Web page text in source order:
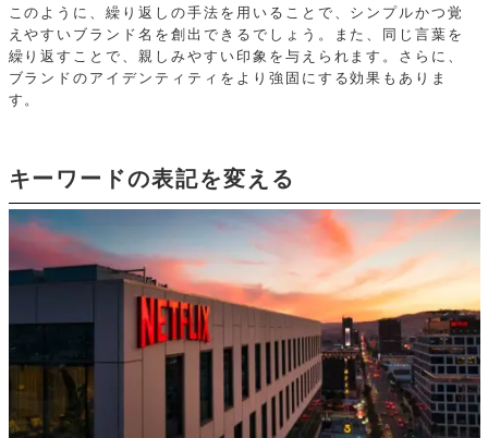
このように、繰り返しの手法を用いることで、シンプルかつ覚
えやすいブランド名を創出できるでしょう。また、同じ言葉を
繰り返すことで、親しみやすい印象を与えられます。さらに、
ブランドのアイデンティティをより強固にする効果もありま
す。
キーワードの表記を変える